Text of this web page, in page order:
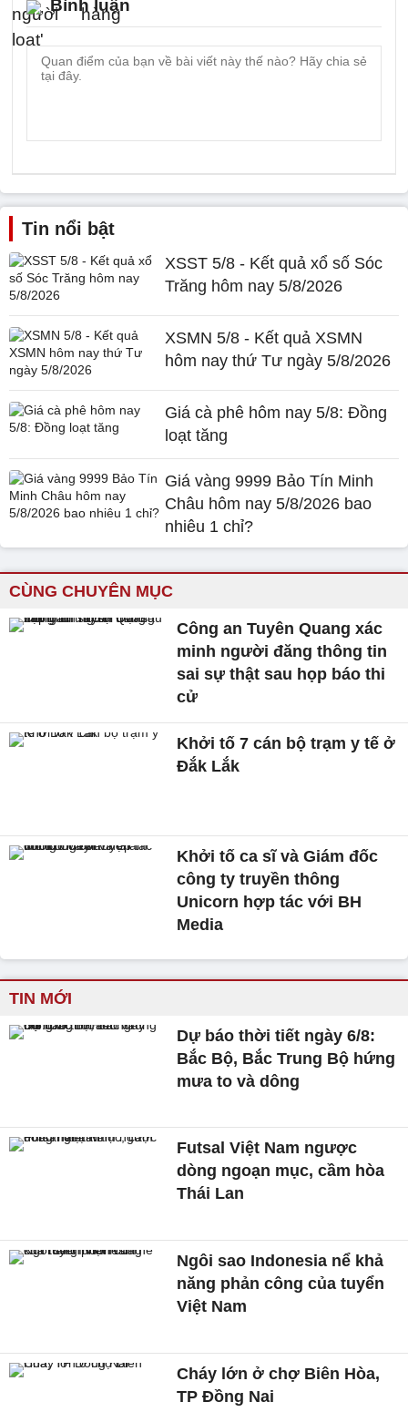
Bình luận
Tin nổi bật
XSST 5/8 - Kết quả xổ số Sóc
Trăng hôm nay 5/8/2026
XSMN 5/8 - Kết quả XSMN
hôm nay thứ Tư ngày 5/8/2026
Giá cà phê hôm nay 5/8: Đồng
loạt tăng
Giá vàng 9999 Bảo Tín Minh
Châu hôm nay 5/8/2026 bao
nhiêu 1 chỉ?
CÙNG CHUYÊN MỤC
Công an Tuyên Quang xác
minh người đăng thông tin
sai sự thật sau họp báo thi
cử
Khởi tố 7 cán bộ trạm y tế ở
Đắk Lắk
Khởi tố ca sĩ và Giám đốc
công ty truyền thông
Unicorn hợp tác với BH
Media
TIN MỚI
Dự báo thời tiết ngày 6/8:
Bắc Bộ, Bắc Trung Bộ hứng
mưa to và dông
Futsal Việt Nam ngược
dòng ngoạn mục, cầm hòa
Thái Lan
Ngôi sao Indonesia nể khả
năng phản công của tuyển
Việt Nam
Cháy lớn ở chợ Biên Hòa,
TP Đồng Nai